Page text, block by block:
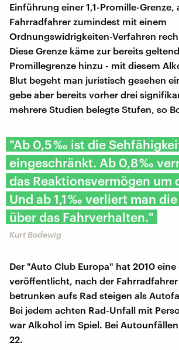
Einführung einer 1,1-Promille-Grenze,
Fahrradfahrer zumindest mit einem
Ordnungswidrigkeiten-Verfahren
Diese Grenze käme zur bereits
Promillegrenze hinzu - mit diesem
Blut begeht man juristisch gesehen
gebe aber bereits vorher drei
mehrere Studien belegte Stufen, so
"Ab 0,5 ‰ ist die
eingeschränkt. Ab 0,8 ‰
das Reaktionsvermögen um
Und ab 1,1 ‰ verliert man
über das Fahrverhalten."
Kurt Bodewig
Der "Auto Club Europa" hat 2010 eine
veröffentlicht, nach der
betrunken aufs Rad steigen als
Bei jedem achten Rad-Unfall mit
war Alkohol im Spiel. Bei
22.